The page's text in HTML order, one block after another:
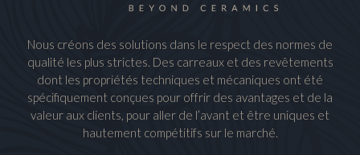
Nous créons des solutions dans le respect des normes de
qualité les plus strictes. Des carreaux et des revêtements
dont les propriétés techniques et mécaniques ont été
spécifiquement conçues pour offrir des avantages et de la
valeur aux clients, pour aller de l’avant et être uniques et
hautement compétitifs sur le marché.